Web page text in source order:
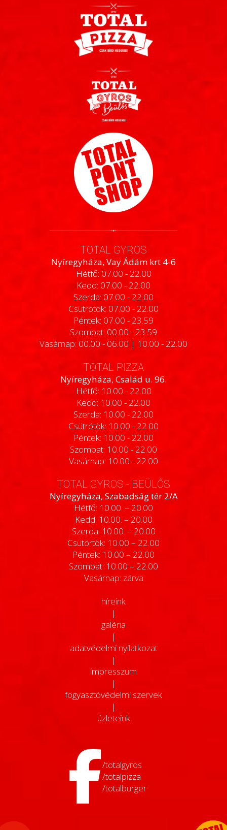
TOTAL GYROS
Nyíregyháza, Vay Ádám krt 4-6
Hétfő: 07.00 - 22.00
Kedd: 07.00 - 22.00
Szerda: 07.00 - 22.00
Csütrötök: 07.00 - 22.00
Péntek: 07.00 - 23.59
Szombat: 00.00 - 23.59
Vasárnap: 00.00 - 06.00 | 10.00 - 22.00
TOTAL PIZZA
Nyíregyháza, Család u. 96.
Hétfő: 10.00 - 22.00
Kedd: 10.00 - 22.00
Szerda: 10.00 - 22.00
Csütrötök: 10.00 - 22.00
Péntek: 10.00 - 22.00
Szombat: 10.00 - 22.00
Vasárnap: 10.00 - 22.00
TOTAL GYROS - BEÜLŐS
Nyíregyháza, Szabadság tér 2/A
Hétfő: 10.00. – 20.00
Kedd: 10.00. – 20.00
Szerda: 10.00. – 20.00
Csütörtök: 10.00 – 22.00
Péntek: 10.00 – 22.00
Szombat: 10.00 – 22.00
Vasárnap: zárva
híreink
|
galéria
|
adatvédelmi nyilatkozat
|
impresszum
|
fogyasztóvédelmi szervek
|
üzleteink
/totalgyros
/totalpizza
/totalburger